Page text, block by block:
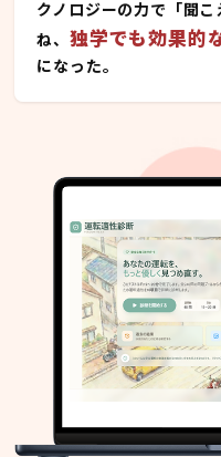
クノロジーの力で「聞
ね、独学でも効果的
になった。